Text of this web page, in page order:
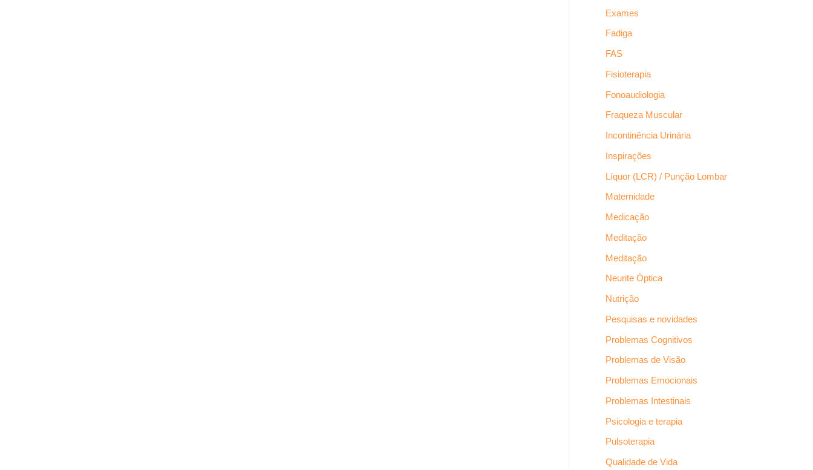
Exames
Fadiga
FAS
Fisioterapia
Fonoaudiologia
Fraqueza Muscular
Incontinência Urinária
Inspirações
Líquor (LCR) / Punção Lombar
Maternidade
Medicação
Meditação
Meditação
Neurite Óptica
Nutrição
Pesquisas e novidades
Problemas Cognitivos
Problemas de Visão
Problemas Emocionais
Problemas Intestinais
Psicologia e terapia
Pulsoterapia
Qualidade de Vida